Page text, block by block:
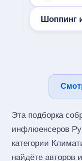
Шоппинг
Эта подборка
инфлюенсеров
категории
найдёте авторов